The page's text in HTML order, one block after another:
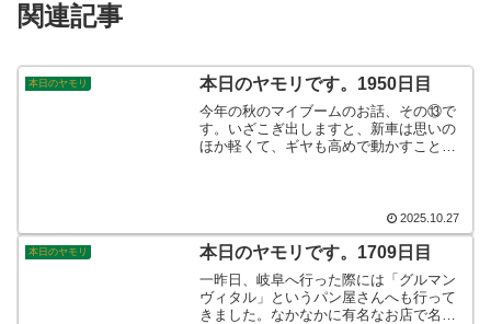
関連記事
本日のヤモリ 本日のヤモリです。1950日目
今年の秋のマイブームのお話、その⑬で
す。いざこぎ出しますと、新車は思いの
ほか軽くて、ギヤも高めで動かすことが
そんなこんな本日のヤモリです。2025.10.27
本日のヤモリ 本日のヤモリです。1709日目
一昨日、岐阜へ行った際には「グルマン
ヴィタル」というパン屋さんへも行って
きました。なかなかに有名なお店で名古